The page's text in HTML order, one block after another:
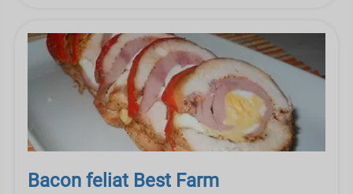
Bacon feliat Best Farm